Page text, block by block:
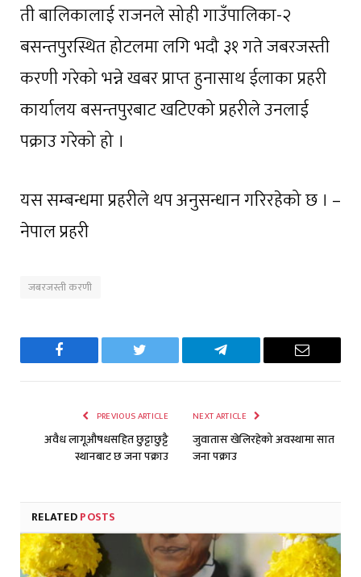
ती बालिकालाई राजनले सोही गाउँपालिका-२
बसन्तपुरस्थित होटलमा लगि भदौ ३१ गते जबरजस्ती
करणी गरेको भन्ने खबर प्राप्त हुनासाथ ईलाका प्रहरी
कार्यालय बसन्तपुरबाट खटिएको प्रहरीले उनलाई
पक्राउ गरेको हो ।
यस सम्बन्धमा प्रहरीले थप अनुसन्धान गरिरहेको छ । –
नेपाल प्रहरी
जबरजस्ती करणी
Facebook Twitter Telegram Email
PREVIOUS ARTICLE
अवैध लागूऔषधसहित छुट्टाछुट्टै
स्थानबाट छ जना पक्राउ
NEXT ARTICLE
जुवातास खेलिरहेको अवस्थामा सात
जना पक्राउ
RELATEDPOSTS